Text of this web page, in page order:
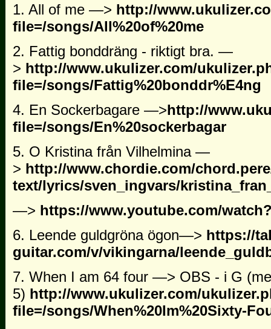
1. All of me —> http://
file=/songs/All%20of%20me
2. Fattig bonddräng - riktigt bra. —
> http://www.ukulizer.com/
file=/songs/Fattig%20bonddr%E4ng
4. En Sockerbagare —>http://
file=/songs/En%20sockerbagar
5. O Kristina från Vilhelmina —
> http://www.chordie.com/
text/lyrics/sven_ingvars/
—> https://www.youtube.com/
6. Leende guldgröna ögon—> https://
guitar.com/v/vikingarna/
7. When I am 64 four —> OBS - i G
5) http://www.ukulizer.com/
file=/songs/When%20Im%20Sixty-